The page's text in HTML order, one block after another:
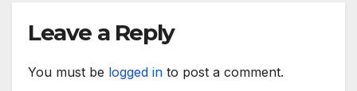
Leave a Reply
You must be logged in to post a comment.